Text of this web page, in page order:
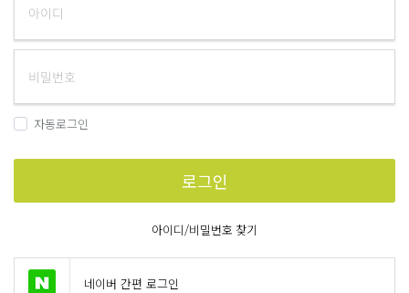
지점 안내
자동로그인
로그인
아이디/비밀번호 찾기
네이버 간편 로그인